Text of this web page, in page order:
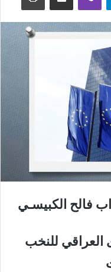
فالح الكبيسـي
العراقي للنخب